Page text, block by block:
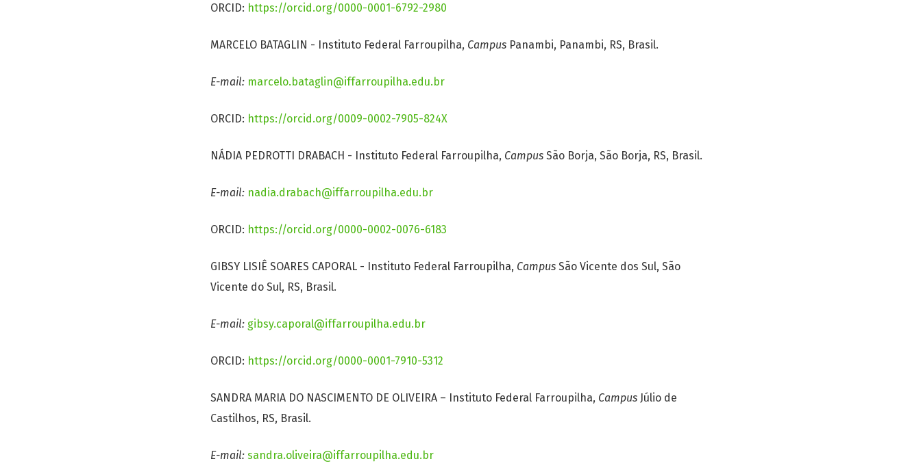
ORCID: https://orcid.org/0000-0001-6792-2980
MARCELO BATAGLIN - Instituto Federal Farroupilha, Campus Panambi, Panambi, RS, Brasil.
E-mail: marcelo.bataglin@iffarroupilha.edu.br
ORCID: https://orcid.org/0009-0002-7905-824X
NÁDIA PEDROTTI DRABACH - Instituto Federal Farroupilha, Campus São Borja, São Borja, RS, Brasil.
E-mail: nadia.drabach@iffarroupilha.edu.br
ORCID: https://orcid.org/0000-0002-0076-6183
GIBSY LISIÊ SOARES CAPORAL - Instituto Federal Farroupilha, Campus São Vicente dos Sul, São
Vicente do Sul, RS, Brasil.
E-mail: gibsy.caporal@iffarroupilha.edu.br
ORCID: https://orcid.org/0000-0001-7910-5312
SANDRA MARIA DO NASCIMENTO DE OLIVEIRA – Instituto Federal Farroupilha, Campus Júlio de
Castilhos, RS, Brasil.
E-mail: sandra.oliveira@iffarroupilha.edu.br